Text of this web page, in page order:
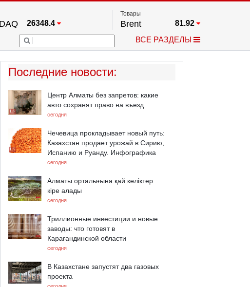
26348.4
100 67.17
53885.1
500
24484.1
Товары
Brent 81.92
Платина
2.636
ВСЕ РАЗДЕЛЫ
Последние новости:
Центр Алматы без запретов: какие
авто сохранят право на въезд
сегодня
Чечевица прокладывает новый путь:
Казахстан продает урожай в Сирию,
Испанию и Руанду. Инфографика
сегодня
Алматы орталығына қай көліктер
кіре алады
сегодня
Триллионные инвестиции и новые
заводы: что готовят в
Карагандинской области
сегодня
В Казахстане запустят два газовых
проекта